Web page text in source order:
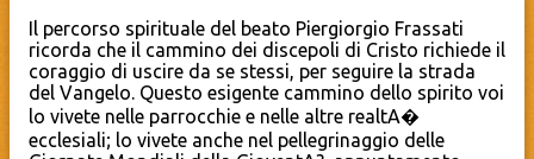
Il percorso spirituale del beato Piergiorgio Frassati
ricorda che il cammino dei discepoli di Cristo richiede il
coraggio di uscire da se stessi, per seguire la strada
del Vangelo. Questo esigente cammino dello spirito voi
lo vivete nelle parrocchie e nelle altre realtA�
ecclesiali; lo vivete anche nel pellegrinaggio delle